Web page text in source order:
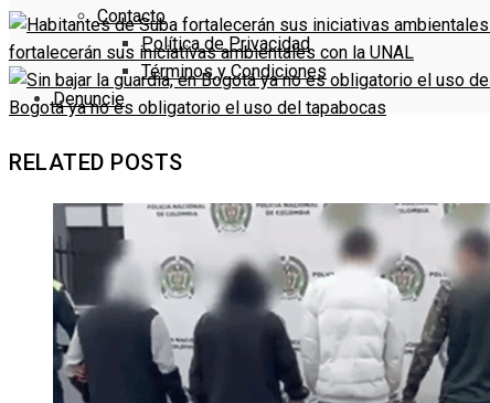
Contacto
Política de Privacidad
Términos y Condiciones
Denuncie
fortalecerán sus iniciativas ambientales con la UNAL
Bogotá ya no es obligatorio el uso del tapabocas
RELATED POSTS